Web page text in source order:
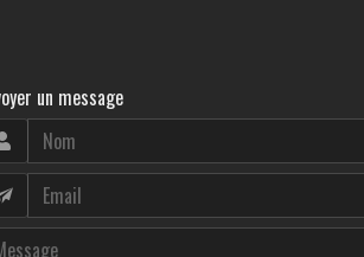
un message